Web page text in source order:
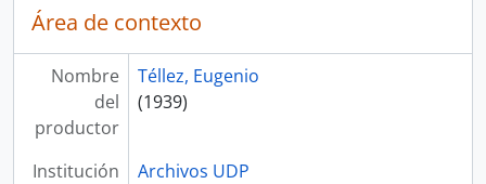
Área de contexto
Nombre
del
productor
Téllez, Eugenio
(1939)
Institución
Archivos UDP